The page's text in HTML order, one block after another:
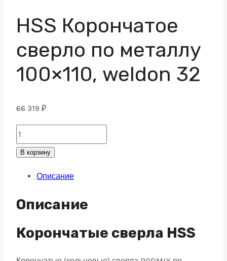
HSS Корончатое
сверло по металлу
100×110, weldon 32
66 319 ₽
HSS
Корончатое
weldon
В корзину
Описание
Описание
Корончатые сверла HSS